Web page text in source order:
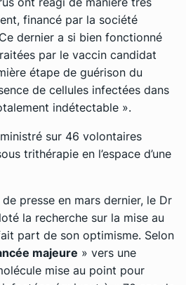
financé par la société
dernier a si bien fonctionné
par le vaccin candidat
étape de guérison du
de cellules infectées dans
indétectable ».
sur 46 volontaires
trithérapie en l’espace d’une
presse en mars dernier, le Dr
la recherche sur la mise au
part de son optimisme. Selon
majeure » vers une
mise au point pour